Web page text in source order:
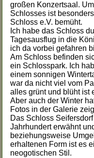
großen Konzertsaal.
Schlosses ist
Schloss e.V. bemüht.
Ich habe das Schloss
Tagesausflug in die
ich da vorbei gefahren
Am Schloss befinden
ein Schlosspark. Ich
einem sonnigen
war da nicht viel vom
alles grünt und blüht ist
Aber auch der Winter
Fotos in der Galerie
Das Schloss
Jahrhundert erwähnt
beziehungsweise
erhaltenen Form ist es
neogotischen Stil.